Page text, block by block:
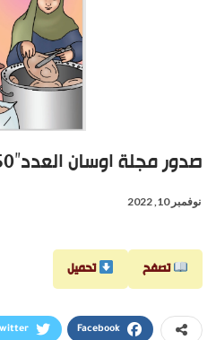
صدور مجلة اوسان العدد”50″ بصيغة Pdf
نوفمبر 10, 2022
تصفح تحميل
Facebook